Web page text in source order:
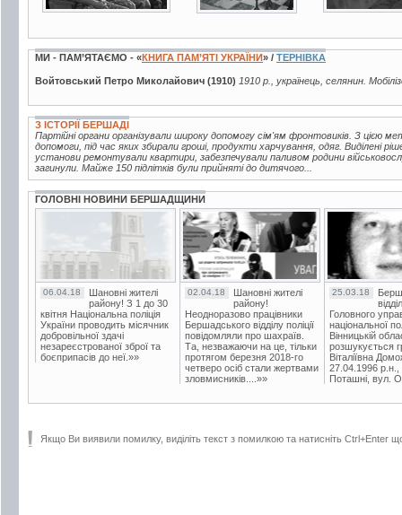
МИ - ПАМ’ЯТАЄМО - «КНИГА ПАМ’ЯТІ УКРАЇНИ» / ТЕРНІВКА
Войтовський Петро Миколайович (1910) 1910 р., українець, селянин.
З ІСТОРІЇ БЕРШАДІ
Партійні органи організували широку допомогу сім'ям фронтовиків. З цією
допомоги, під час яких збирали гроші, продукти харчування, одяг. Виділені
установи ремонтували квартири, забезпечували паливом родини
загинули. Майже 150 підлітків були прийняті до дитячого...
ГОЛОВНІ НОВИНИ БЕРШАДЩИНИ
06.04.18
Шановні жителі
району! З 1 до 30
квітня Національна поліція
України проводить місячник
добровільної здачі
незареєстрованої зброї та
боєприпасів до неї.»»
02.04.18
Шановні жителі
району!
Неодноразово працівники
Бершадського відділу поліції
повідомляли про шахраїв.
Та, незважаючи на це, тільки
протягом березня 2018-го
четверо осіб стали жертвами
зловмисників....»»
25.03.18
Головного
національної
Вінницькій
розшукується
Віталіївна
27.04.1996 р.н.,
Поташні, вул.
Якщо Ви виявили помилку, виділіть текст з помилкою та натисніть Ctrl+Enter